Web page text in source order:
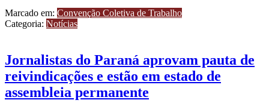
Marcado em: Convenção Coletiva de Trabalho
Categoria: Notícias
Jornalistas do Paraná aprovam pauta de
reivindicações e estão em estado de
assembleia permanente